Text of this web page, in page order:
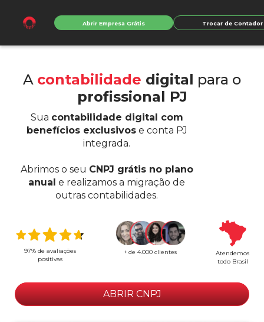
Abrir Empresa Grátis Trocar de Contador
A contabilidade digital para o
profissional PJ
Sua contabilidade digital com
benefícios exclusivose conta PJ
integrada.
Abrimos o seu CNPJ grátis no plano
anual e realizamos a migração de
outras contabilidades.
97% de avaliações
positivas
+ de 4.000 clientes
Atendemos
todo Brasil
ABRIR CNPJ